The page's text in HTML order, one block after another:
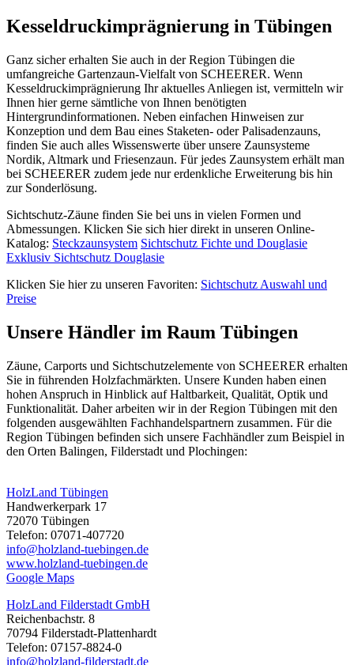
Kesseldruckimprägnierung in Tübingen
Ganz sicher erhalten Sie auch in der Region Tübingen die
umfangreiche Gartenzaun-Vielfalt von SCHEERER. Wenn
Kesseldruckimprägnierung Ihr aktuelles Anliegen ist, vermitteln wir
Ihnen hier gerne sämtliche von Ihnen benötigten
Hintergrundinformationen. Neben einfachen Hinweisen zur
Konzeption und dem Bau eines Staketen- oder Palisadenzauns,
finden Sie auch alles Wissenswerte über unsere Zaunsysteme
Nordik, Altmark und Friesenzaun. Für jedes Zaunsystem erhält man
bei SCHEERER zudem jede nur erdenkliche Erweiterung bis hin
zur Sonderlösung.
Sichtschutz-Zäune finden Sie bei uns in vielen Formen und
Abmessungen. Klicken Sie sich hier direkt in unseren Online-
Katalog: Steckzaunsystem Sichtschutz Fichte und Douglasie
Exklusiv Sichtschutz Douglasie
Klicken Sie hier zu unseren Favoriten: Sichtschutz Auswahl und
Preise
Unsere Händler im Raum Tübingen
Zäune, Carports und Sichtschutzelemente von SCHEERER erhalten
Sie in führenden Holzfachmärkten. Unsere Kunden haben einen
hohen Anspruch in Hinblick auf Haltbarkeit, Qualität, Optik und
Funktionalität. Daher arbeiten wir in der Region Tübingen mit den
folgenden ausgewählten Fachhandelspartnern zusammen. Für die
Region Tübingen befinden sich unsere Fachhändler zum Beispiel in
den Orten Balingen, Filderstadt und Plochingen:
HolzLand Tübingen
Handwerkerpark 17
72070 Tübingen
Telefon: 07071-407720
info@holzland-tuebingen.de
www.holzland-tuebingen.de
Google Maps
HolzLand Filderstadt GmbH
Reichenbachstr. 8
70794 Filderstadt-Plattenhardt
Telefon: 07157-8824-0
info@holzland-filderstadt.de